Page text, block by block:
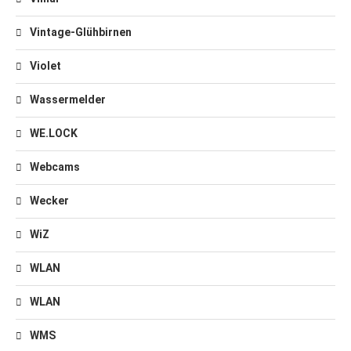
Vintage-Glühbirnen
Violet
Wassermelder
WE.LOCK
Webcams
Wecker
WiZ
WLAN
WLAN
WMS